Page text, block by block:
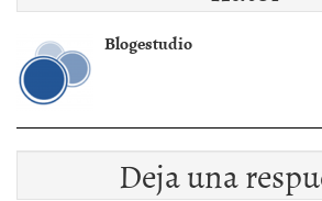
Blogestudio
Deja una